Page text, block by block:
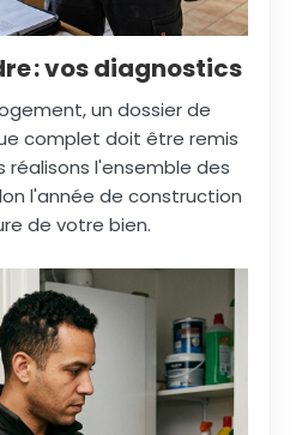
: vos diagnostics
un dossier de
complet doit être remis
réalisons l'ensemble des
l'année de construction
de votre bien.